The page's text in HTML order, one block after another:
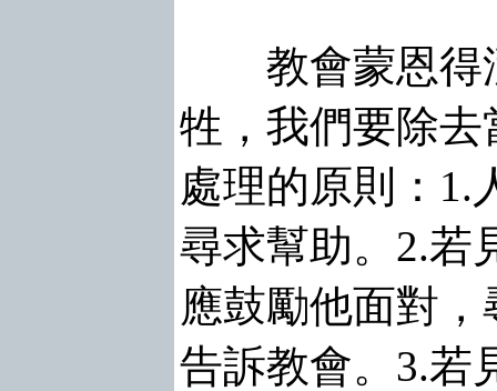
教會蒙恩得
牲，我們要除
處理的原則：1.
尋求幫助。2.若
應鼓勵他面對
告訴教會。3.若